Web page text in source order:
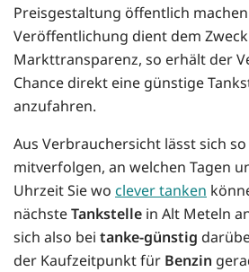
Preisgestaltung öffentlich
Veröffentlichung dient dem
Markttransparenz, so erhält der
Chance direkt eine günstige
anzufahren.
Aus Verbrauchersicht lässt sich
mitverfolgen, an welchen Tagen
Uhrzeit Sie wo clever tanken
nächsteTankstelle in Alt Meteln
sich also bei tanke-günstig
der Kaufzeitpunkt für Benzin